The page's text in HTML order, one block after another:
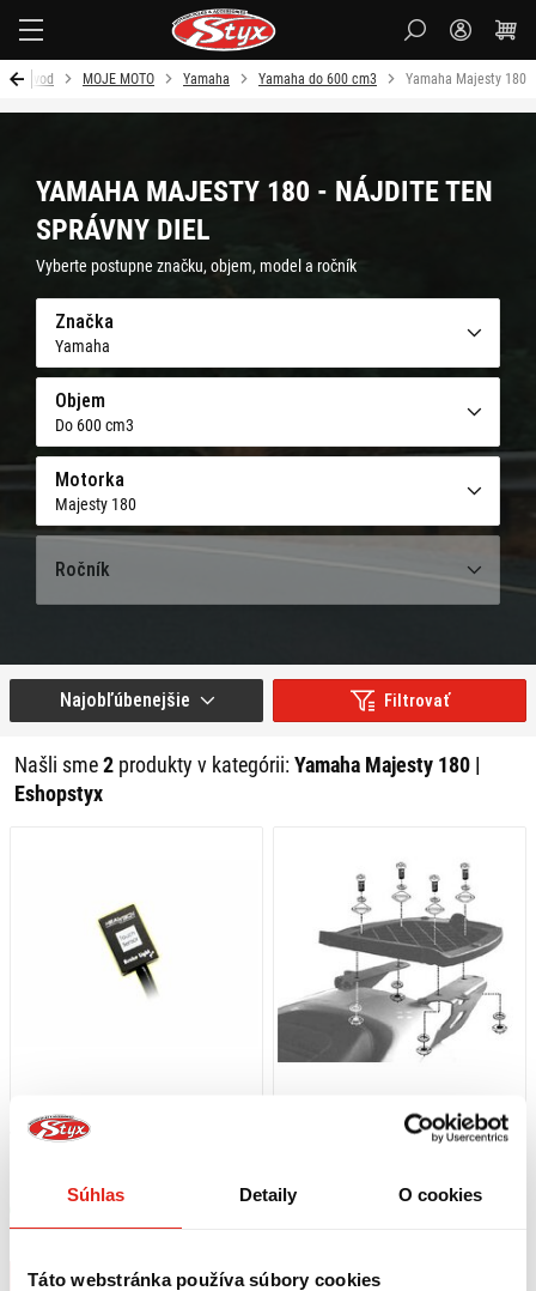
Súhlas Detaily O cookies
Táto webstránka používa súbory cookies
Úvod MOJE MOTO Yamaha Yamaha do 600 cm3 Yamaha Majesty 180
YAMAHA MAJESTY 180 - NÁJDITE TEN
SPRÁVNY DIEL
Vyberte postupne značku, objem, model a ročník
Značka
Yamaha
Objem
Do 600 cm3
Motorka
Majesty 180
Ročník
Filtrovať
Našli sme2 produkty v kategórii:Yamaha Majesty 180 |
Eshopstyx
Najobľúbenejšie
49,95 € s DPH
Kúpiť
125-150-180 SR46M
Kúpiť